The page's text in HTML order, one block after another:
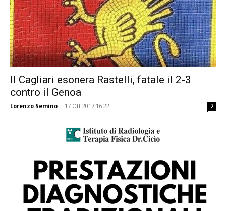
Il Cagliari esonera Rastelli, fatale il 2-3
contro il Genoa
Lorenzo Semino - 17 Ott 2017 16:22 2